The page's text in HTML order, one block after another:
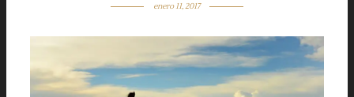
enero 11, 2017